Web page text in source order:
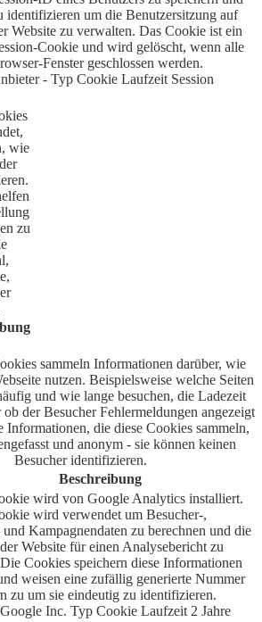
identifizieren um die Benutzersitzung auf
Website zu verwalten. Das Cookie ist ein
Cookie und wird gelöscht, wenn alle
Fenster geschlossen werden.
- Typ Cookie Laufzeit Session
wie
zu
sammeln Informationen darüber, wie
nutzen. Beispielsweise welche Seiten
und wie lange besuchen, die Ladezeit
ob der Besucher Fehlermeldungen angezeigt
Informationen, die diese Cookies sammeln,
und anonym - sie können keinen
Besucher identifizieren.
Beschreibung
wird von Google Analytics installiert.
wird verwendet um Besucher-,
und Kampagnendaten zu berechnen und die
Website für einen Analysebericht zu
Cookies speichern diese Informationen
weisen eine zufällig generierte Nummer
zu um sie eindeutig zu identifizieren.
Google Inc. Typ Cookie Laufzeit 2 Jahre